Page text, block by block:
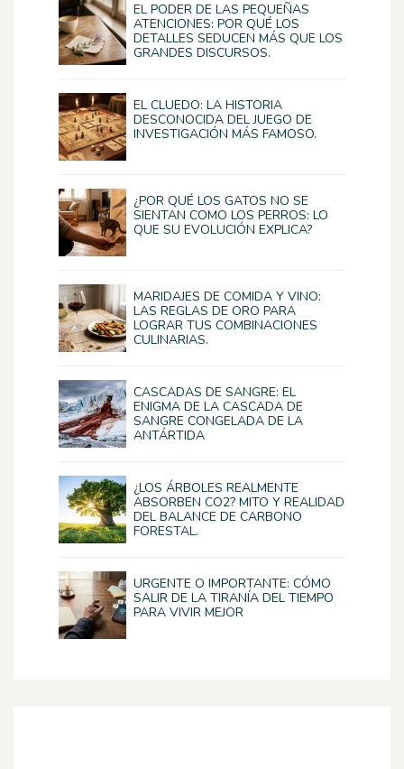
EL PODER DE LAS PEQUEÑAS
ATENCIONES: POR QUÉ LOS
DETALLES SEDUCEN MÁS QUE LOS
GRANDES DISCURSOS.
EL CLUEDO: LA HISTORIA
DESCONOCIDA DEL JUEGO DE
INVESTIGACIÓN MÁS FAMOSO.
¿POR QUÉ LOS GATOS NO SE
SIENTAN COMO LOS PERROS: LO
QUE SU EVOLUCIÓN EXPLICA?
MARIDAJES DE COMIDA Y VINO:
LAS REGLAS DE ORO PARA
LOGRAR TUS COMBINACIONES
CULINARIAS.
CASCADAS DE SANGRE: EL
ENIGMA DE LA CASCADA DE
SANGRE CONGELADA DE LA
ANTÁRTIDA
¿LOS ÁRBOLES REALMENTE
ABSORBEN CO2? MITO Y REALIDAD
DEL BALANCE DE CARBONO
FORESTAL.
URGENTE O IMPORTANTE: CÓMO
SALIR DE LA TIRANÍA DEL TIEMPO
PARA VIVIR MEJOR